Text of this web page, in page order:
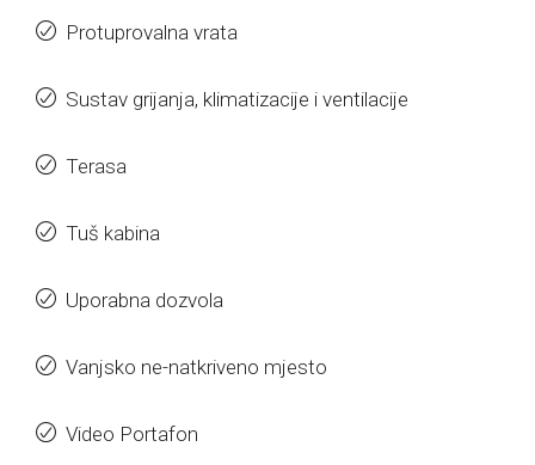
Protuprovalna vrata
Sustav grijanja, klimatizacije i ventilacije
Terasa
Tuš kabina
Uporabna dozvola
Vanjsko ne-natkriveno mjesto
Video Portafon